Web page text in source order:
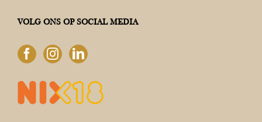
VOLG ONS OP SOCIAL MEDIA